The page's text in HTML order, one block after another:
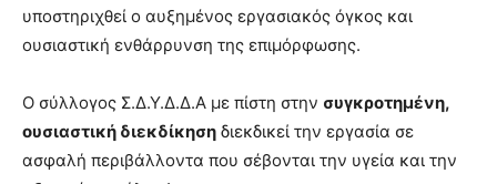
υποστηριχθεί ο αυξημένος εργασιακός όγκος και
ουσιαστική ενθάρρυνση της επιμόρφωσης.
Ο σύλλογος Σ.Δ.Υ.Δ.Δ.Α με πίστη στην συγκροτημένη,
ουσιαστική διεκδίκηση διεκδικεί την εργασία σε
ασφαλή περιβάλλοντα που σέβονται την υγεία και την